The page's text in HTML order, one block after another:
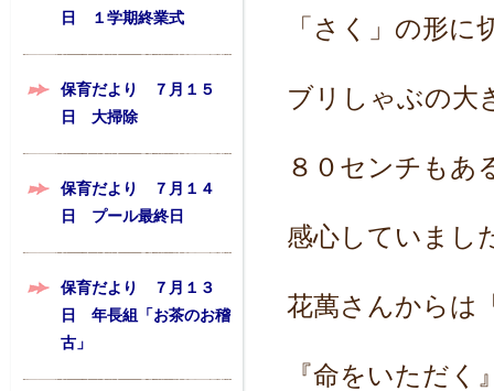
日 １学期終業式
保育だより ７月１５
日 大掃除
保育だより ７月１４
日 プール最終日
保育だより ７月１３
日 年長組「お茶のお稽
古」
「さく」の形に
ブリしゃぶの大
８０センチもあ
感心していまし
花萬さんからは
『命をいただ